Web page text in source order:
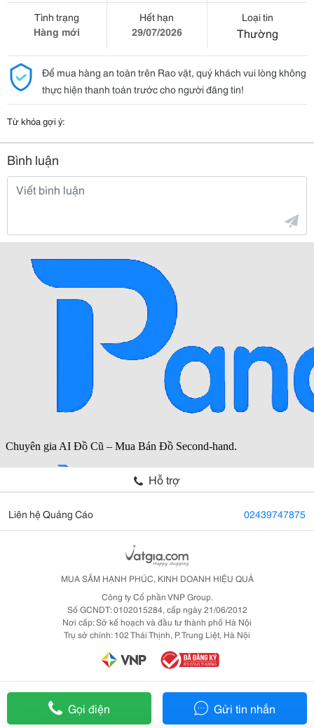
Tình trạng
Hàng mới
Hết hạn
29/07/2026
Loại tin
Thường
Để mua hàng an toàn trên Rao vặt, quý khách vui lòng không
thực hiện thanh toán trước cho người đăng tin!
Từ khóa gợi ý:
Bình luận
Gọi điện Gửi tin nhắn
Hỗ trợ
Liên hệ Quảng Cáo 02439747875
MUA SẮM HẠNH PHÚC, KINH DOANH HIỆU QUẢ
Công ty Cổ phần VNP Group.
Số GCNDT: 0102015284, cấp ngày 21/06/2012
Nơi cấp: Sở kế hoạch và đầu tư thành phố Hà Nội
Trụ sở chính: 102 Thái Thịnh, P. Trung Liệt, Hà Nội